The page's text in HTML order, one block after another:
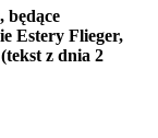
będące
Estery Flieger,
z dnia 2